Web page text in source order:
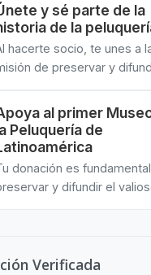
y sé parte de la
de la
hacerte socio, te unes a
de preservar y
museo de su tipo en
Tu aporte es
para que este
legado siga
a las futuras generaciones.
al primer
Peluquería de
donación es
y difundir el
futuras generaciones.
Verificada